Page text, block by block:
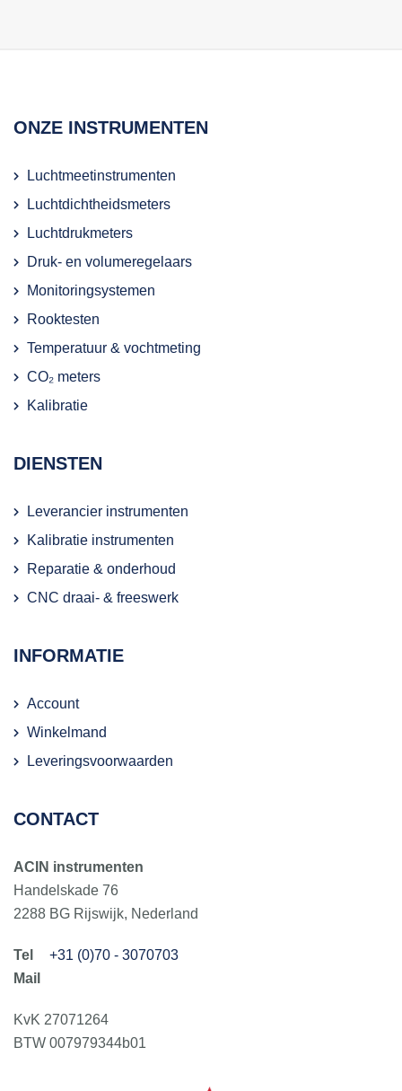
ONZE INSTRUMENTEN
Luchtmeetinstrumenten
Luchtdichtheidsmeters
Luchtdrukmeters
Druk- en volumeregelaars
Monitoringsystemen
Rooktesten
Temperatuur & vochtmeting
CO₂ meters
Kalibratie
DIENSTEN
Leverancier instrumenten
Kalibratie instrumenten
Reparatie & onderhoud
CNC draai- & freeswerk
INFORMATIE
Account
Winkelmand
Leveringsvoorwaarden
CONTACT
ACIN instrumenten
Handelskade 76
2288 BG Rijswijk, Nederland
+31 (0)70 - 3070703
KvK 27071264
BTW 007979344b01